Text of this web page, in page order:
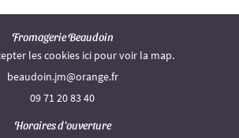
Fromagerie Beaudoin
les cookies ici pour voir la map.
09 71 20 83 40
Horaires d'ouverture